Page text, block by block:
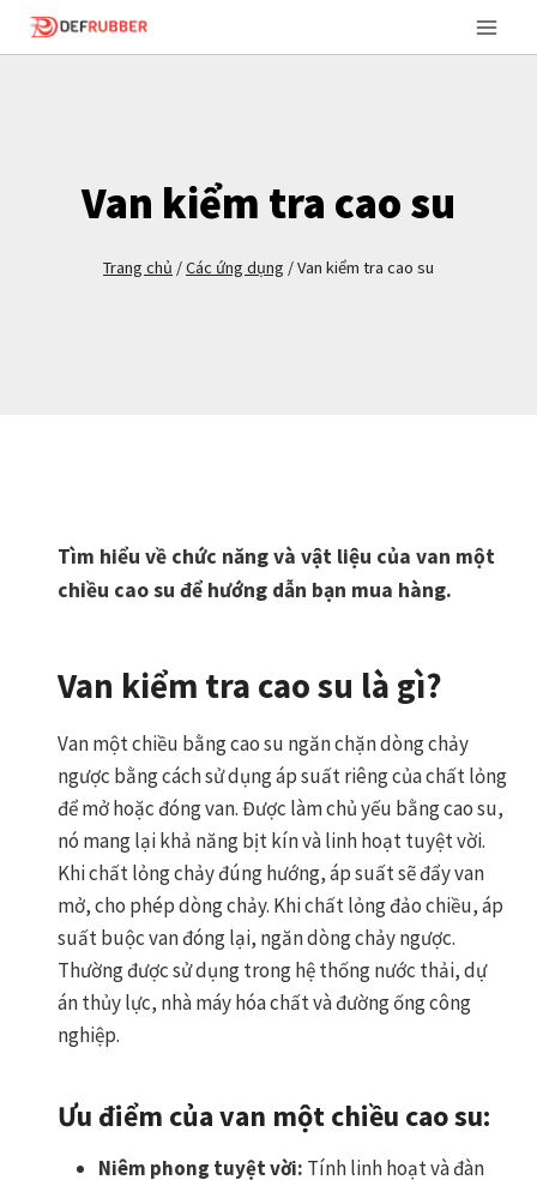
qua
Van kiểm tra cao su
Trang chủ /Các ứng dụng /Van kiểm tra cao su
Tìm hiểu về chức năng và vật liệu của van một
chiều cao su để hướng dẫn bạn mua hàng.
Van kiểm tra cao su là gì?
Van một chiều bằng cao su ngăn chặn dòng chảy
ngược bằng cách sử dụng áp suất riêng của chất lỏng
để mở hoặc đóng van. Được làm chủ yếu bằng cao su,
nó mang lại khả năng bịt kín và linh hoạt tuyệt vời.
Khi chất lỏng chảy đúng hướng, áp suất sẽ đẩy van
mở, cho phép dòng chảy. Khi chất lỏng đảo chiều, áp
suất buộc van đóng lại, ngăn dòng chảy ngược.
Thường được sử dụng trong hệ thống nước thải, dự
án thủy lực, nhà máy hóa chất và đường ống công
nghiệp.
Ưu điểm của van một chiều cao su:
Niêm phong tuyệt vời: Tính linh hoạt và đàn